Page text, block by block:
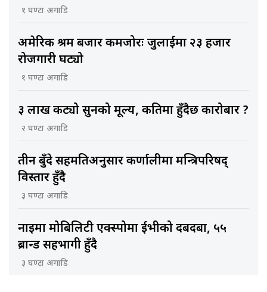
१ घण्टा अगाडि
अमेरिकी श्रम बजार कमजोरः जुलाईमा २३ हजार
रोजगारी घट्यो
१ घण्टा अगाडि
३ लाख कट्यो सुनको मूल्य, कतिमा हुँदैछ कारोबार ?
२ घण्टा अगाडि
तीन बुँदे सहमतिअनुसार कर्णालीमा मन्त्रिपरिषद्
विस्तार हुँदै
३ घण्टा अगाडि
नाइमा मोबिलिटी एक्स्पोमा ईभीको दबदबा, ५५
ब्रान्ड सहभागी हुँदै
३ घण्टा अगाडि